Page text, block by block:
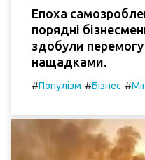
Епоха
порядні
здобули перемогу
нащадками.
#Популізм #Бізнес #